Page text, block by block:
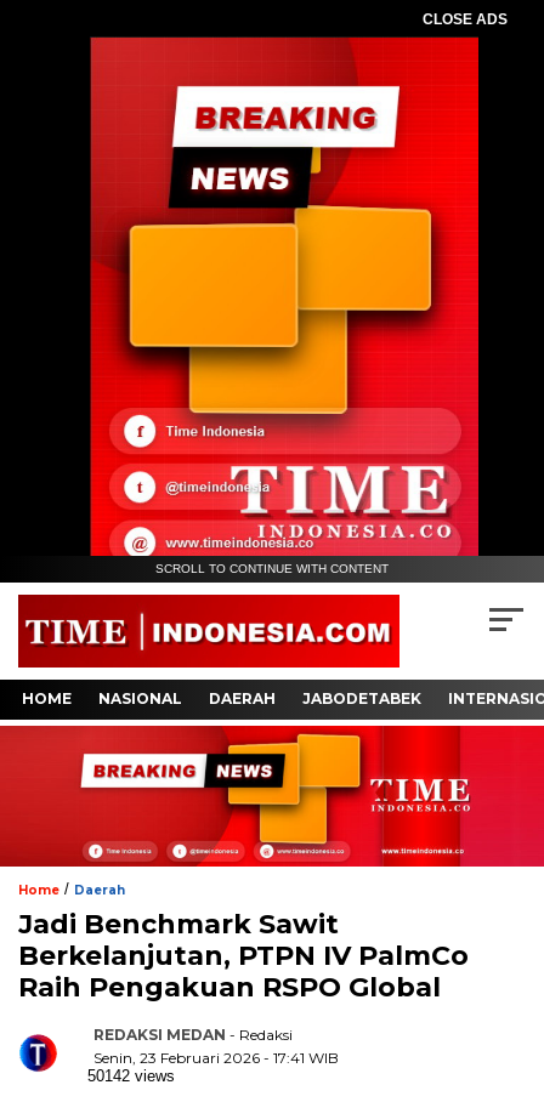
CLOSE ADS
SCROLL TO CONTINUE WITH CONTENT
HOME NASIONAL DAERAH JABODETABEK
Home / Daerah
Jadi Benchmark Sawit
Berkelanjutan, PTPN IV PalmCo
Raih Pengakuan RSPO Global
REDAKSI MEDAN - Redaksi
Senin, 23 Februari 2026 - 17:41 WIB
50142 views